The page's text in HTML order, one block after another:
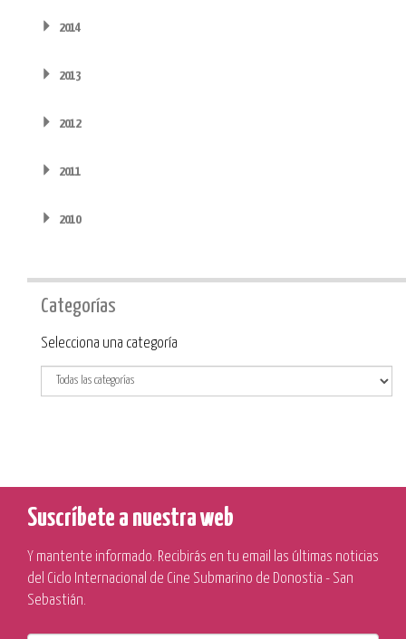
2014
2013
2012
2011
2010
Categorías
Categoría
Selecciona una categoría
Suscríbete a nuestra web
Y mantente informado. Recibirás en tu email las últimas noticias
del Ciclo Internacional de Cine Submarino de Donostia - San
Sebastián.